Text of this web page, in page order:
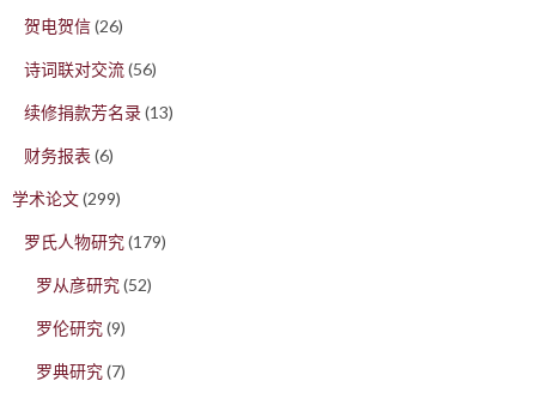
贺电贺信(26)
诗词联对交流(56)
续修捐款芳名录(13)
财务报表 (6)
学术论文(299)
罗氏人物研究(179)
罗从彦研究(52)
罗伦研究(9)
罗典研究(7)